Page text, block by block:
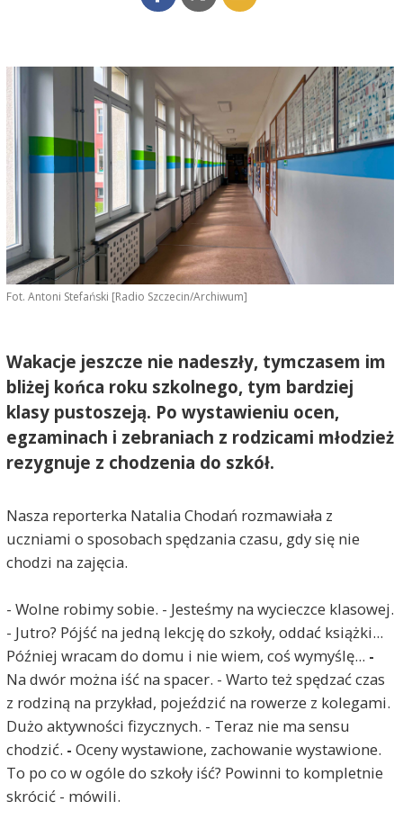
Fot. Antoni Stefański [Radio Szczecin/Archiwum]
Wakacje jeszcze nie nadeszły, tymczasem im
bliżej końca roku szkolnego, tym bardziej
klasy pustoszeją. Po wystawieniu ocen,
egzaminach i zebraniach z rodzicami młodzież
rezygnuje z chodzenia do szkół.
Nasza reporterka Natalia Chodań rozmawiała z
uczniami o sposobach spędzania czasu, gdy się nie
chodzi na zajęcia.
- Wolne robimy sobie. - Jesteśmy na wycieczce klasowej.
- Jutro? Pójść na jedną lekcję do szkoły, oddać książki...
Później wracam do domu i nie wiem, coś wymyślę... -
Na dwór można iść na spacer. - Warto też spędzać czas
z rodziną na przykład, pojeździć na rowerze z kolegami.
Dużo aktywności fizycznych. - Teraz nie ma sensu
chodzić. - Oceny wystawione, zachowanie wystawione.
To po co w ogóle do szkoły iść? Powinni to kompletnie
skrócić - mówili.